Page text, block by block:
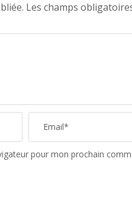
Les champs
pour mon prochain